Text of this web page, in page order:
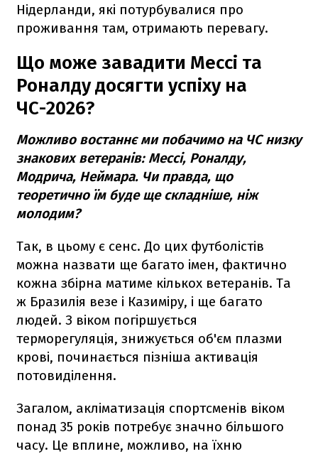
Нідерланди, які потурбувалися про
проживання там, отримають перевагу.
Що може завадити Мессі та
Роналду досягти успіху на
ЧС-2026?
Можливо востаннє ми побачимо на ЧС низку
знакових ветеранів: Мессі, Роналду,
Модрича, Неймара. Чи правда, що
теоретично їм буде ще складніше, ніж
молодим?
Так, в цьому є сенс. До цих футболістів
можна назвати ще багато імен, фактично
кожна збірна матиме кількох ветеранів. Та
ж Бразилія везе і Казиміру, і ще багато
людей. З віком погіршується
терморегуляція, знижується об'єм плазми
крові, починається пізніша активація
потовиділення.
Загалом, акліматизація спортсменів віком
понад 35 років потребує значно більшого
часу. Це вплине, можливо, на їхню